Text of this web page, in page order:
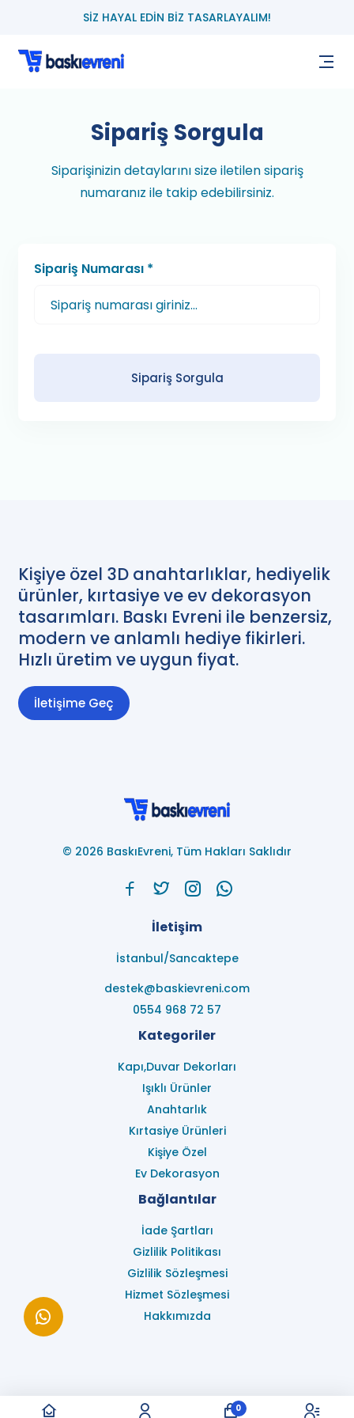
SİZ HAYAL EDİN BİZ TASARLAYALIM!
0
Sipariş Sorgula
Siparişinizin detaylarını size iletilen sipariş
numaranız ile takip edebilirsiniz.
Sipariş Numarası *
Sipariş Sorgula
Kişiye özel 3D anahtarlıklar, hediyelik
ürünler, kırtasiye ve ev dekorasyon
tasarımları. Baskı Evreni ile benzersiz,
modern ve anlamlı hediye fikirleri.
Hızlı üretim ve uygun fiyat.
İletişime Geç
© 2026 BaskıEvreni, Tüm Hakları Saklıdır
İletişim
İstanbul/Sancaktepe
destek@baskievreni.com
0554 968 72 57
Kategoriler
Kapı,Duvar Dekorları
Işıklı Ürünler
Anahtarlık
Kırtasiye Ürünleri
Kişiye Özel
Ev Dekorasyon
Bağlantılar
İade Şartları
Gizlilik Politikası
Gizlilik Sözleşmesi
Hizmet Sözleşmesi
Hakkımızda